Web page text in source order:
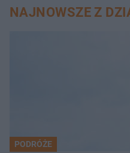
NAJNOWSZE Z
PODRÓŻE